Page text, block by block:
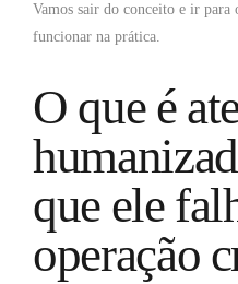
Vamos sair do conceito e ir
funcionar na prática.
O que é
que ele
operação